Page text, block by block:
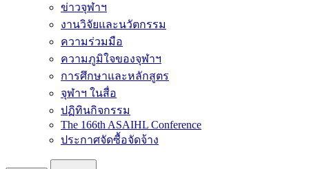
ข่าวจุฬาฯ
งานวิจัยและนวัตกรรม
ความร่วมมือ
ความภูมิใจของจุฬาฯ
การศึกษาและหลักสูตร
จุฬาฯ ในสื่อ
ปฏิทินกิจกรรม
The 166th ASAIHL Conference
ประกาศจัดซื้อจัดจ้าง